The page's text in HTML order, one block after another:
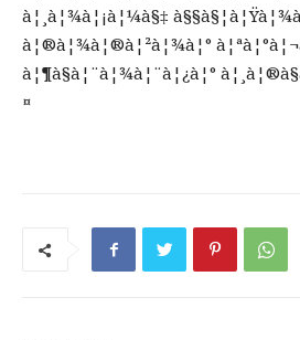
à¦¸à¦¾à¦¡à¦¼à§‡
à¦®à¦¾à¦®à¦²à¦¾à¦°
à¦¶à§à¦¨à¦¾à¦¨à¦¿à¦°
¤